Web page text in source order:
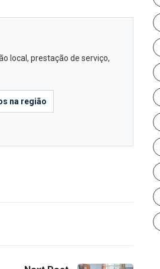
local, prestação de serviço,
na região